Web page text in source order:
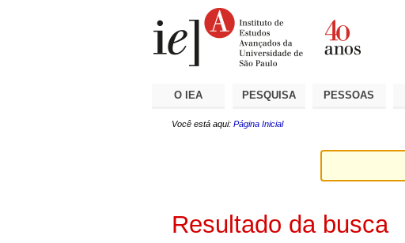
O IEA PESQUISA PESSOAS
Você está aqui: Página Inicial
Resultado da busca